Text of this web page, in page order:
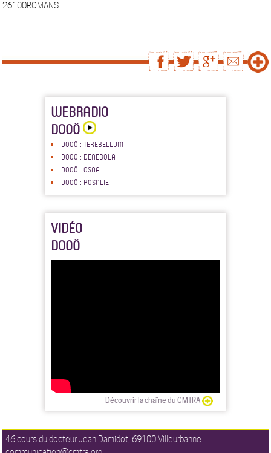
26100ROMANS
WEBRADIO
DOOÖ
DOOÖ : TEREBELLUM
DOOÖ : DENEBOLA
DOOÖ : OSNA
DOOÖ : ROSALIE
VIDÉO
DOOÖ
Découvrir la chaîne du CMTRA
46 cours du docteur Jean Damidot, 69100 Villeurbanne